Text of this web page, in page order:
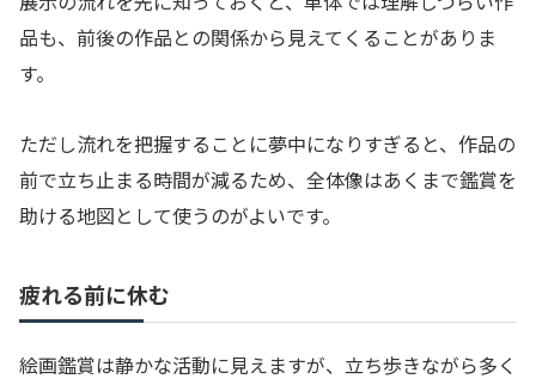
品も、前後の作品との関係から見えてくることがありま
す。
ただし流れを把握することに夢中になりすぎると、作品の
前で立ち止まる時間が減るため、全体像はあくまで鑑賞を
助ける地図として使うのがよいです。
疲れる前に休む
絵画鑑賞は静かな活動に見えますが、立ち歩きながら多く